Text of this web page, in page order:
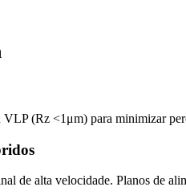
(Rz <1μm) para minimizar
de alta velocidade. Planos de